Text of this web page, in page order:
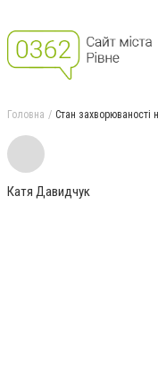
Головна Стан захворюваності
Катя Давидчук